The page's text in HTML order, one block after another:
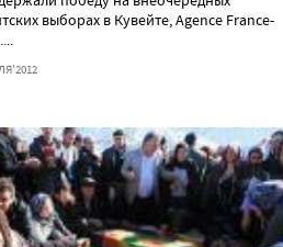
выборах в Кувейте, Agence France-